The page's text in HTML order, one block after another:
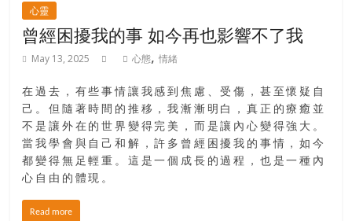
心靈
曾經困擾我的事 如今再也影響不了我
May 13, 2025 心態,情緒
在過去，有些事情讓我感到焦慮、受傷，甚至懷疑自
己。但隨著時間的推移，我漸漸明白，真正的療癒並
不是讓外在的世界變得完美，而是讓內心變得強大。
當我學會與自己和解，許多曾經困擾我的事情，如今
都變得無足輕重。這是一個成長的過程，也是一種內
心自由的體現。
Read more